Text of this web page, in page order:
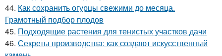
44. Как сохранить огурцы свежими до месяца.
Грамотный подбор плодов
45. Подходящие растения для тенистых участков дачи
46. Секреты производства: как создают искусственный